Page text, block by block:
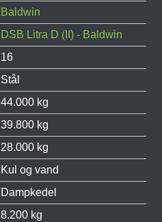
Baldwin
DSB Litra D (II) - Baldwin
16
Stål
44.000 kg
39.800 kg
28.000 kg
Kul og vand
Dampkedel
8.200 kg